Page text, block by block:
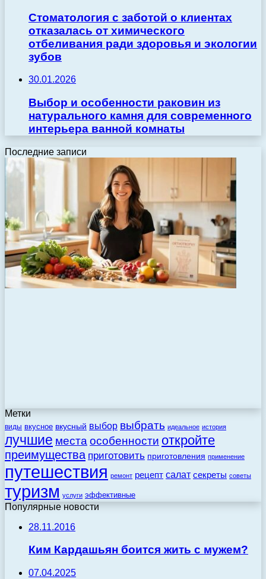
Стоматология с заботой о клиентах
отказалась от химического
отбеливания ради здоровья и экологии
зубов
30.01.2026
Выбор и особенности раковин из
натурального камня для современного
интерьера ванной комнаты
Последние записи
Метки
виды вкусное вкусный выбор выбрать идеальное история
лучшие места особенности откройте
преимущества приготовить приготовления применение
путешествия ремонт рецепт салат секреты советы
туризм услуги эффективные
Популярные новости
28.11.2016
Ким Кардашьян боится жить с мужем?
07.04.2025